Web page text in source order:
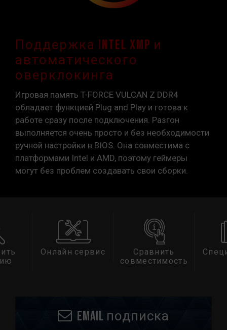
Поддержка Intel XMP и
автоматического
оверклокинга
Игровая память T-FORCE VULCAN Z DDR4
обладает функцией Plug and Play и готова к
работе сразу после подключения. Разгон
выполняется очень просто и без необходимости
ручной настройки в BIOS. Она совместима с
платформами Intel и AMD, поэтому геймеры
могут без проблем создавать свои сборки.
Онлайн сервис
Сравнить
совместимость
Email подписка